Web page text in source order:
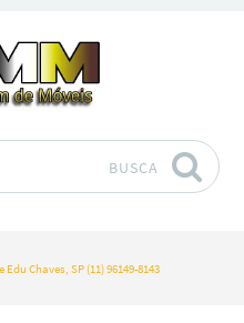
BUSCA
Chaves, SP (11) 96149-8143